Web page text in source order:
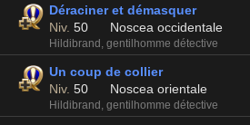
Déraciner et démasquer
Niv. 50 Noscea occidentale
Hildibrand, gentilhomme détective
Un coup de collier
Niv. 50 Noscea orientale
Hildibrand, gentilhomme détective